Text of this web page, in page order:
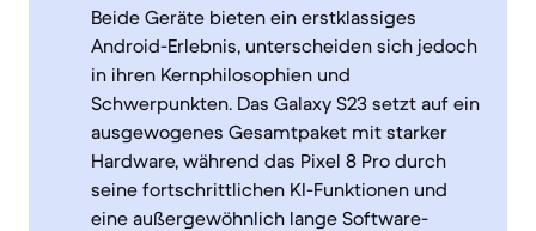
Beide Geräte bieten ein erstklassiges
Android-Erlebnis, unterscheiden sich jedoch
in ihren Kernphilosophien und
Schwerpunkten. Das Galaxy S23 setzt auf ein
ausgewogenes Gesamtpaket mit starker
Hardware, während das Pixel 8 Pro durch
seine fortschrittlichen KI-Funktionen und
eine außergewöhnlich lange Software-